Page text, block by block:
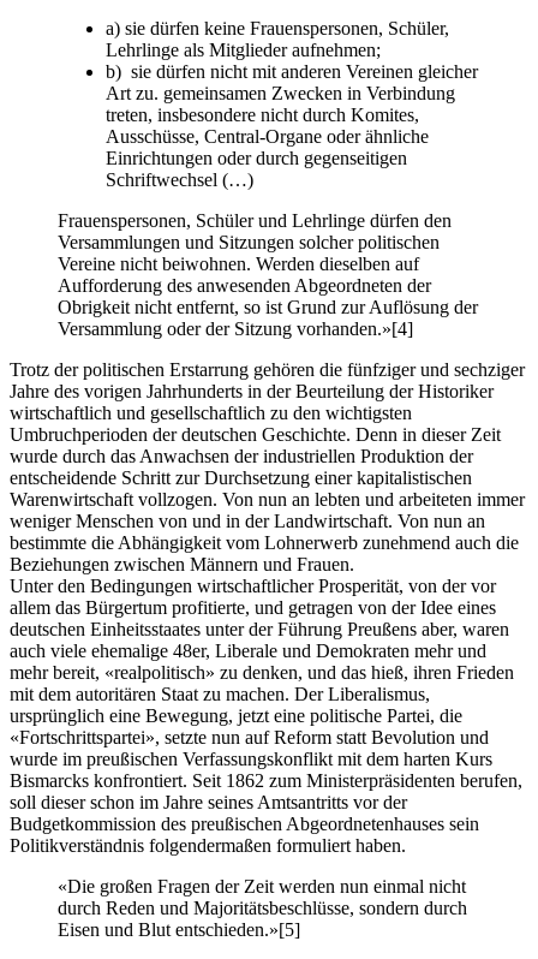
a) sie dürfen keine Frauenspersonen, Schüler,
Lehrlinge als Mitglieder aufnehmen;
b) sie dürfen nicht mit anderen Vereinen gleicher
Art zu. gemeinsamen Zwecken in Verbindung
treten, insbesondere nicht durch Komites,
Ausschüsse, Central-Organe oder ähnliche
Einrichtungen oder durch gegenseitigen
Schriftwechsel (…)
Frauenspersonen, Schüler und Lehrlinge dürfen den
Versammlungen und Sitzungen solcher politischen
Vereine nicht beiwohnen. Werden dieselben auf
Aufforderung des anwesenden Abgeordneten der
Obrigkeit nicht entfernt, so ist Grund zur Auflösung der
Versammlung oder der Sitzung vorhanden.»[4]
Trotz der politischen Erstarrung gehören die fünfziger und sechziger
Jahre des vorigen Jahrhunderts in der Beurteilung der Historiker
wirtschaftlich und gesellschaftlich zu den wichtigsten
Umbruchperioden der deutschen Geschichte. Denn in dieser Zeit
wurde durch das Anwachsen der industriellen Produktion der
entscheidende Schritt zur Durchsetzung einer kapitalistischen
Warenwirtschaft vollzogen. Von nun an lebten und arbeiteten immer
weniger Menschen von und in der Landwirtschaft. Von nun an
bestimmte die Abhängigkeit vom Lohnerwerb zunehmend auch die
Beziehungen zwischen Männern und Frauen.
Unter den Bedingungen wirtschaftlicher Prosperität, von der vor
allem das Bürgertum profitierte, und getragen von der Idee eines
deutschen Einheitsstaates unter der Führung Preußens aber, waren
auch viele ehemalige 48er, Liberale und Demokraten mehr und
mehr bereit, «realpolitisch» zu denken, und das hieß, ihren Frieden
mit dem autoritären Staat zu machen. Der Liberalismus,
ursprünglich eine Bewegung, jetzt eine politische Partei, die
«Fortschrittspartei», setzte nun auf Reform statt Bevolution und
wurde im preußischen Verfassungskonflikt mit dem harten Kurs
Bismarcks konfrontiert. Seit 1862 zum Ministerpräsidenten berufen,
soll dieser schon im Jahre seines Amtsantritts vor der
Budgetkommission des preußischen Abgeordnetenhauses sein
Politikverständnis folgendermaßen formuliert haben.
«Die großen Fragen der Zeit werden nun einmal nicht
durch Reden und Majoritätsbeschlüsse, sondern durch
Eisen und Blut entschieden.»[5]